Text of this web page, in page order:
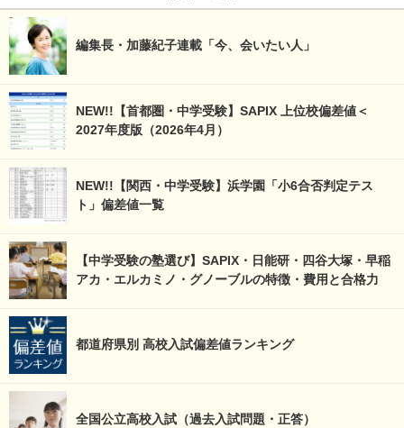
編集長・加藤紀子連載「今、会いたい人」
NEW!!【首都圏・中学受験】SAPIX 上位校偏差値＜
2027年度版（2026年4月）
NEW!!【関西・中学受験】浜学園「小6合否判定テス
ト」偏差値一覧
【中学受験の塾選び】SAPIX・日能研・四谷大塚・早稲
アカ・エルカミノ・グノーブルの特徴・費用と合格力
都道府県別 高校入試偏差値ランキング
全国公立高校入試（過去入試問題・正答）